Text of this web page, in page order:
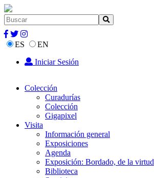
ES
EN
Iniciar Sesión
Colección
Curadurías
Colección
Gigapixel
Visita
Información general
Exposiciones
Agenda
Exposición: Bordado, de la virtud
Biblioteca